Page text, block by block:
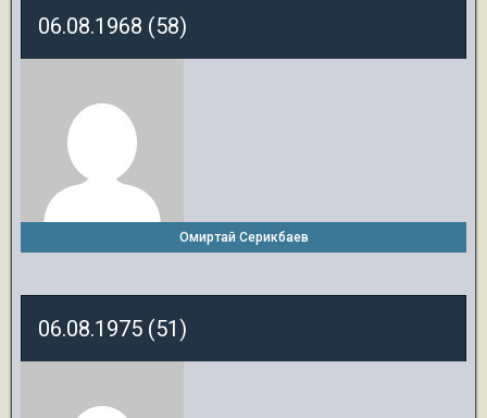
06.08.1968 (58)
Омиртай Серикбаев
06.08.1975 (51)